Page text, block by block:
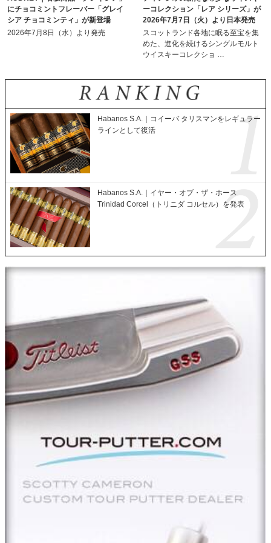
にチョコミントフレーバー「グレイ
シア チョコミンティ」が新登場
2026年7月8日（水）より発売
ーコレクション「レア シリーズ」が
2026年7月7日（火）より日本発売
スコットランド各地に眠る至宝を集
めた、進化を続けるシングルモルト
ウイスキーコレクショ …
Habanos S.A.｜コイーバ タリスマンをレギュラー
ラインとして復活
Habanos S.A.｜イヤー・オブ・ザ・ホース
Trinidad Corcel（トリニダ コルセル）を発表